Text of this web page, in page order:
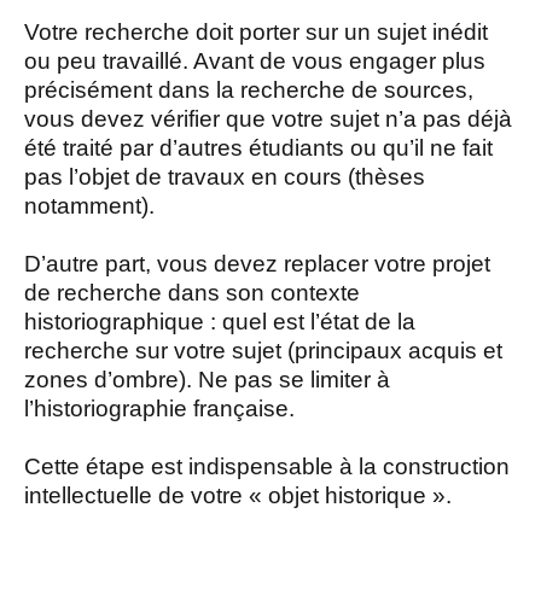
Votre recherche doit porter sur un sujet inédit
ou peu travaillé. Avant de vous engager plus
précisément dans la recherche de sources,
vous devez vérifier que votre sujet n’a pas déjà
été traité par d’autres étudiants ou qu’il ne fait
pas l’objet de travaux en cours (thèses
notamment).
D’autre part, vous devez replacer votre projet
de recherche dans son contexte
historiographique : quel est l’état de la
recherche sur votre sujet (principaux acquis et
zones d’ombre). Ne pas se limiter à
l’historiographie française.
Cette étape est indispensable à la construction
intellectuelle de votre « objet historique ».